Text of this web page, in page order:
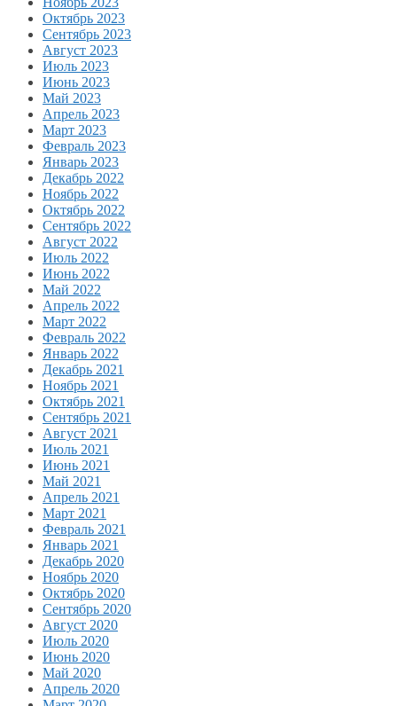
Октябрь 2023
Сентябрь 2023
Август 2023
Июль 2023
Июнь 2023
Май 2023
Апрель 2023
Март 2023
Февраль 2023
Январь 2023
Декабрь 2022
Ноябрь 2022
Октябрь 2022
Сентябрь 2022
Август 2022
Июль 2022
Июнь 2022
Май 2022
Апрель 2022
Март 2022
Февраль 2022
Январь 2022
Декабрь 2021
Ноябрь 2021
Октябрь 2021
Сентябрь 2021
Август 2021
Июль 2021
Июнь 2021
Май 2021
Апрель 2021
Март 2021
Февраль 2021
Январь 2021
Декабрь 2020
Ноябрь 2020
Октябрь 2020
Сентябрь 2020
Август 2020
Июль 2020
Июнь 2020
Май 2020
Апрель 2020